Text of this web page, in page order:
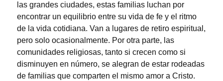
las grandes ciudades, estas familias luchan por
encontrar un equilibrio entre su vida de fe y el ritmo
de la vida cotidiana. Van a lugares de retiro espiritual,
pero solo ocasionalmente. Por otra parte, las
comunidades religiosas, tanto si crecen como si
disminuyen en número, se alegran de estar rodeadas
de familias que comparten el mismo amor a Cristo.